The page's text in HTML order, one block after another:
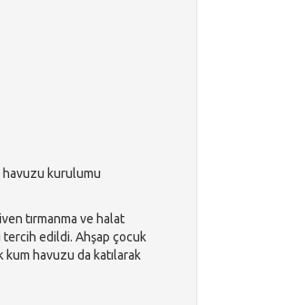
havuzu kurulumu
tırmanma ve halat
tercih edildi. Ahşap çocuk
havuzu da katılarak